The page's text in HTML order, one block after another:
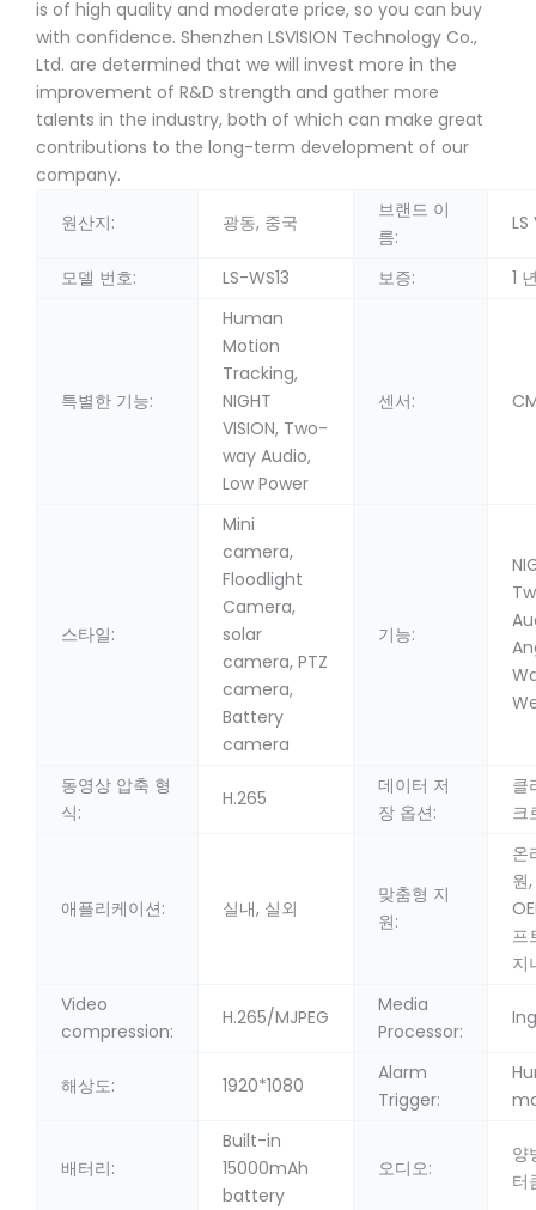
is of high quality and moderate price, so you can buy
with confidence. Shenzhen LSVISION Technology Co.,
Ltd. are determined that we will invest more in the
improvement of R&D strength and gather more
talents in the industry, both of which can make great
contributions to the long-term development of our
company.
원산지:
광동, 중국
브랜드 이
름:
LS
모델 번호: LS-WS13 보증: 1
특별한 기능:
Human
Motion
Tracking,
NIGHT
VISION, Two-
way Audio,
Low Power
센서:
스타일:
Mini
camera,
Floodlight
Camera,
solar
camera, PTZ
camera,
Battery
camera
기능:
동영상 압축 형
식:
H.265
데이터 저
장 옵션:
클
크
애플리케이션: 실내, 실외
맞춤형 지
원:
온
원
프
지
Video
compression:
H.265/MJPEG
Media
Processor:
해상도: 1920*1080
Alarm
Trigger:
배터리:
Built-in
15000mAh
battery
오디오:
양
터